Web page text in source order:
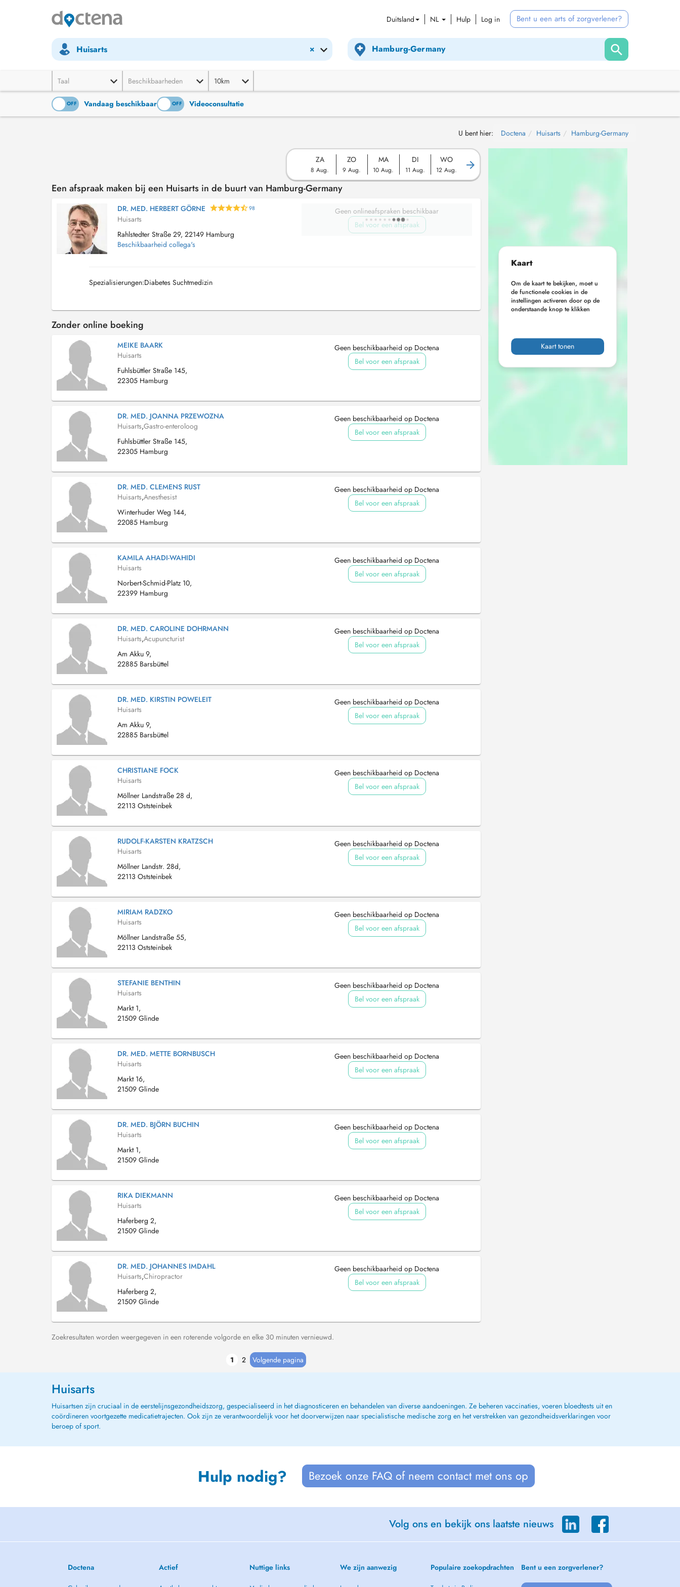
Duitsland NL Hulp Log in Bent u een arts of zorgverlener?
×
Huisarts
Taal Beschikbaarheden 10km
OFF Vandaag beschikbaar
ON OFF Videoconsultatie
U bent hier: Doctena Huisarts Hamburg-Germany
ZA
8 Aug.
ZO
9 Aug.
MA
10 Aug.
DI
11 Aug.
WO
12 Aug.
Een afspraak maken bij een Huisarts in de buurt van Hamburg-Germany
DR. MED. HERBERT GÖRNE 98
Huisarts
Rahlstedter Straße 29, 22149 Hamburg
Beschikbaarheid collega's
Geen onlineafspraken beschikbaar
Bel voor een afspraak
Spezialisierungen:Diabetes Suchtmedizin
Zonder online boeking
MEIKE BAARK
Huisarts
Fuhlsbüttler Straße 145,
22305 Hamburg
Geen beschikbaarheid op Doctena
Bel voor een afspraak
DR. MED. JOANNA PRZEWOZNA
Huisarts,Gastro-enteroloog
Fuhlsbüttler Straße 145,
22305 Hamburg
Geen beschikbaarheid op Doctena
Bel voor een afspraak
DR. MED. CLEMENS RUST
Huisarts,Anesthesist
Winterhuder Weg 144,
22085 Hamburg
Geen beschikbaarheid op Doctena
Bel voor een afspraak
KAMILA AHADI-WAHIDI
Huisarts
Norbert-Schmid-Platz 10,
22399 Hamburg
Geen beschikbaarheid op Doctena
Bel voor een afspraak
DR. MED. CAROLINE DOHRMANN
Huisarts,Acupuncturist
Am Akku 9,
22885 Barsbüttel
Geen beschikbaarheid op Doctena
Bel voor een afspraak
DR. MED. KIRSTIN POWELEIT
Huisarts
Am Akku 9,
22885 Barsbüttel
Geen beschikbaarheid op Doctena
Bel voor een afspraak
CHRISTIANE FOCK
Huisarts
Möllner Landstraße 28 d,
22113 Oststeinbek
Geen beschikbaarheid op Doctena
Bel voor een afspraak
RUDOLF-KARSTEN KRATZSCH
Huisarts
Möllner Landstr. 28d,
22113 Oststeinbek
Geen beschikbaarheid op Doctena
Bel voor een afspraak
MIRIAM RADZKO
Huisarts
Möllner Landstraße 55,
22113 Oststeinbek
Geen beschikbaarheid op Doctena
Bel voor een afspraak
STEFANIE BENTHIN
Huisarts
Markt 1,
21509 Glinde
Geen beschikbaarheid op Doctena
Bel voor een afspraak
DR. MED. METTE BORNBUSCH
Huisarts
Markt 16,
21509 Glinde
Geen beschikbaarheid op Doctena
Bel voor een afspraak
DR. MED. BJÖRN BUCHIN
Huisarts
Markt 1,
21509 Glinde
Geen beschikbaarheid op Doctena
Bel voor een afspraak
RIKA DIEKMANN
Huisarts
Haferberg 2,
21509 Glinde
Geen beschikbaarheid op Doctena
Bel voor een afspraak
DR. MED. JOHANNES IMDAHL
Huisarts,Chiropractor
Haferberg 2,
21509 Glinde
Geen beschikbaarheid op Doctena
Bel voor een afspraak
Zoekresultaten worden weergegeven in een roterende volgorde en elke 30 minuten vernieuwd.
1 2 Volgende pagina
Kaart
Om de kaart te bekijken, moet u
de functionele cookies in de
instellingen activeren door op de
onderstaande knop te klikken
Kaart tonen
Huisarts
Huisartsen zijn cruciaal in de eerstelijnsgezondheidszorg, gespecialiseerd in het diagnosticeren en behandelen van diverse aandoeningen. Ze beheren vaccinaties, voeren bloedtests uit en
coördineren voortgezette medicatietrajecten. Ook zijn ze verantwoordelijk voor het doorverwijzen naar specialistische medische zorg en het verstrekken van gezondheidsverklaringen voor
beroep of sport.
Hulp nodig? Bezoek onze FAQ of neem contact met ons op
Volg ons en bekijk ons laatste nieuws
Doctena Actief Nuttige links We zijn aanwezig Populaire zoekopdrachten Bent u een zorgverlener?